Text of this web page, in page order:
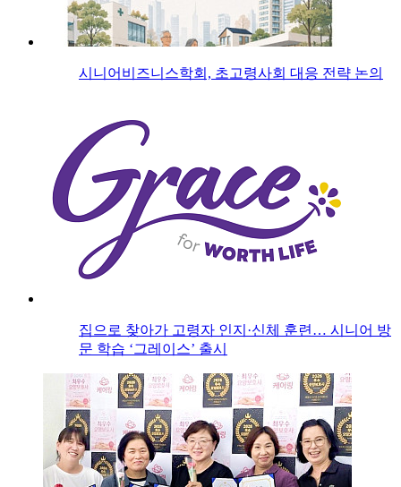
시니어비즈니스학회, 초고령사회 대응 전략 논의
집으로 찾아가 고령자 인지·신체 훈련… 시니어 방
문 학습 ‘그레이스’ 출시